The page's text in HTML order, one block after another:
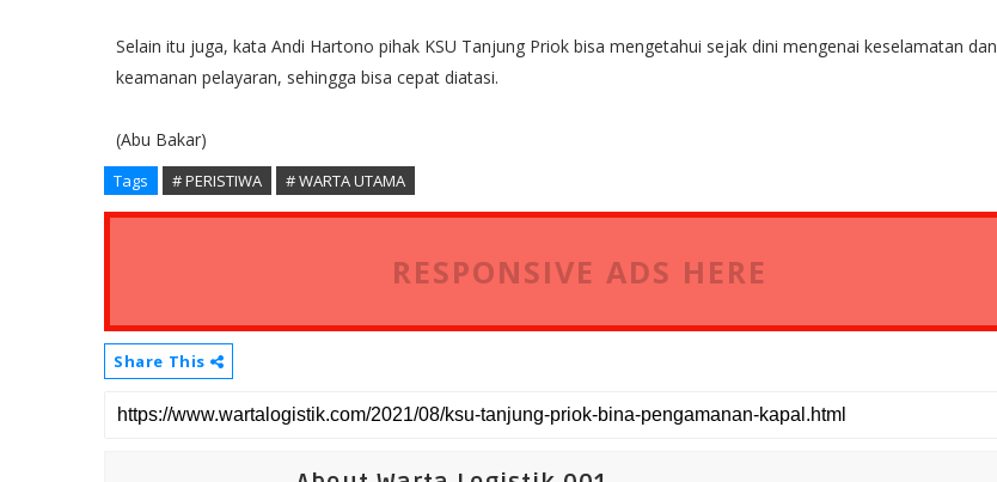
Selain itu juga, kata Andi Hartono pihak KSU Tanjung Priok bisa mengetahui sejak dini mengenai keselamatan dan
keamanan pelayaran, sehingga bisa cepat diatasi.
(Abu Bakar)
Tags # PERISTIWA # WARTA UTAMA
RESPONSIVE ADS HERE
Share This